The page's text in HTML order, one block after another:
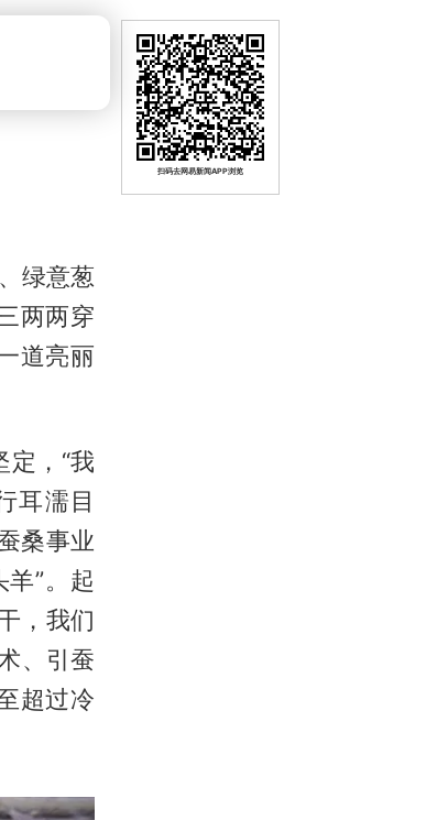
绿意葱
两两穿
道亮丽
，“我
耳濡目
桑事业
”。起
，我们
、引蚕
超过冷
扫码去网易新闻APP浏览